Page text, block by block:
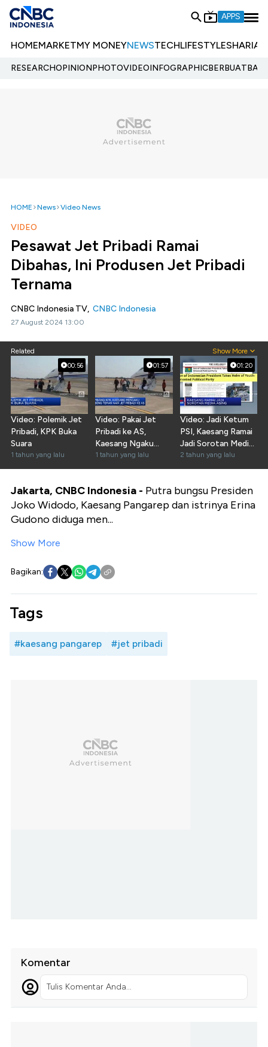
APPS
HOMEMARKETMY MONEYNEWSTECHLIFESTYLESHARIA
RESEARCHOPINIONPHOTOVIDEOINFOGRAPHIC
HOME News Video News
VIDEO
Pesawat Jet Pribadi Ramai
Dibahas, Ini Produsen Jet Pribadi
Ternama
CNBC Indonesia TV, CNBC Indonesia
27 August 2024 13:00
Related Show More
00:56
Video: Polemik Jet
Pribadi, KPK Buka
Suara
1 tahun yang lalu
01:57
Video: Pakai Jet
Pribadi ke AS,
Kaesang Ngaku
Nebeng Teman
1 tahun yang lalu
01:20
Video: Jadi Ketum
PSI, Kaesang Ramai
Jadi Sorotan Media
Asing
2 tahun yang lalu
Jakarta, CNBC Indonesia - Putra bungsu Presiden
Joko Widodo, Kaesang Pangarep dan istrinya Erina
Gudono diduga men...
Show More
Bagikan:
Tags
#kaesang pangarep #jet pribadi
Komentar
Tulis Komentar Anda...